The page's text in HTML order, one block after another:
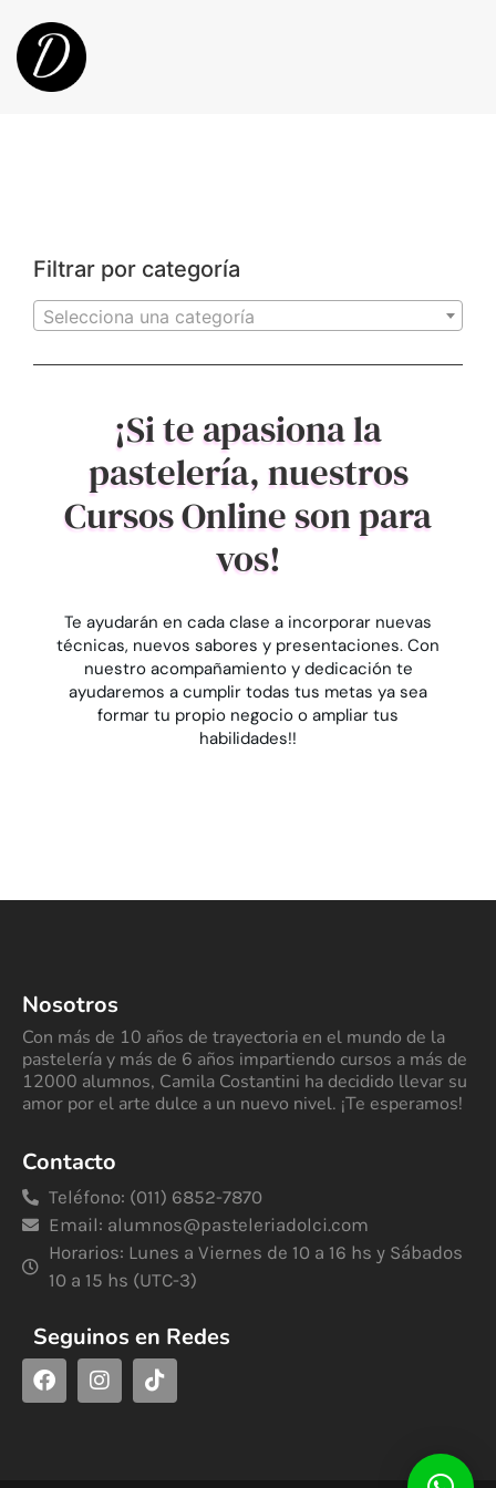
Filtrar por categoría
Selecciona una categoría
¡Si te apasiona la
pastelería, nuestros
Cursos Online son para
vos!
Te ayudarán en cada clase a incorporar nuevas
técnicas, nuevos sabores y presentaciones. Con
nuestro acompañamiento y dedicación te
ayudaremos a cumplir todas tus metas ya sea
formar tu propio negocio o ampliar tus
habilidades!!
Nosotros
Con más de 10 años de trayectoria en el mundo de la
pastelería y más de 6 años impartiendo cursos a más de
12000 alumnos, Camila Costantini ha decidido llevar su
amor por el arte dulce a un nuevo nivel. ¡Te esperamos!
Contacto
Teléfono: (011) 6852-7870
Email: alumnos@pasteleriadolci.com
Horarios: Lunes a Viernes de 10 a 16 hs y Sábados
10 a 15 hs (UTC-3)
Seguinos en Redes